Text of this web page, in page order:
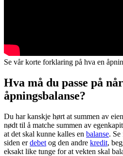
Se vår korte forklaring på hva en
Hva må du passe på
åpningsbalanse?
Du har kanskje hørt at summen av
nødt til å matche summen av
at det skal kunne kalles en balanse. Se
siden erdebet og den andre kredit,
eksakt like tunge for at vekten skal